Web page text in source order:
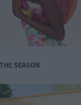
SEASON